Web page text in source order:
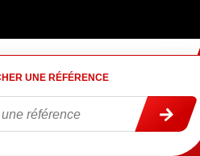
UNE RÉFÉRENCE